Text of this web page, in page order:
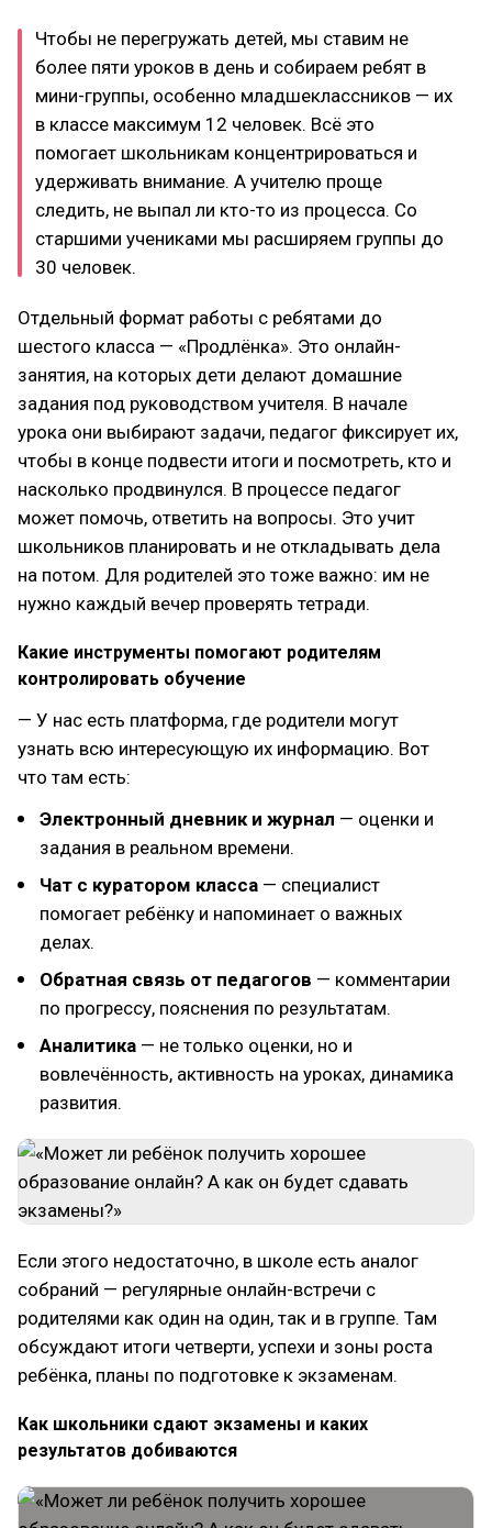
Чтобы не перегружать детей, мы ставим не
более пяти уроков в день и собираем ребят в
мини-группы, особенно младшеклассников — их
в классе максимум 12 человек. Всё это
помогает школьникам концентрироваться и
удерживать внимание. А учителю проще
следить, не выпал ли кто-то из процесса. Со
старшими учениками мы расширяем группы до
30 человек.
Отдельный формат работы с ребятами до
шестого класса — «Продлёнка». Это онлайн-
занятия, на которых дети делают домашние
задания под руководством учителя. В начале
урока они выбирают задачи, педагог фиксирует их,
чтобы в конце подвести итоги и посмотреть, кто и
насколько продвинулся. В процессе педагог
может помочь, ответить на вопросы. Это учит
школьников планировать и не откладывать дела
на потом. Для родителей это тоже важно: им не
нужно каждый вечер проверять тетради.
Какие инструменты помогают родителям
контролировать обучение
— У нас есть платформа, где родители могут
узнать всю интересующую их информацию. Вот
что там есть:
Электронный дневник и журнал — оценки и
задания в реальном времени.
Чат с куратором класса — специалист
помогает ребёнку и напоминает о важных
делах.
Обратная связь от педагогов — комментарии
по прогрессу, пояснения по результатам.
Аналитика — не только оценки, но и
вовлечённость, активность на уроках, динамика
развития.
Если этого недостаточно, в школе есть аналог
собраний — регулярные онлайн-встречи с
родителями как один на один, так и в группе. Там
обсуждают итоги четверти, успехи и зоны роста
ребёнка, планы по подготовке к экзаменам.
Как школьники сдают экзамены и каких
результатов добиваются